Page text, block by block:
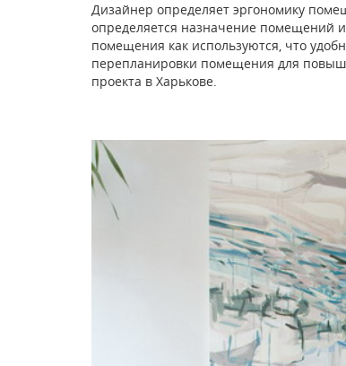
Дизайнер определяет эргономику
определяется назначение помещений
помещения как используются, что
перепланировки помещения для
проекта в Харькове.